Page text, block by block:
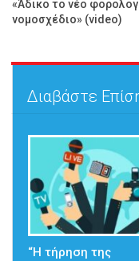
«Άδικο το νέο
νομοσχέδιο» (video)
Διαβάστε
“Η τήρηση της